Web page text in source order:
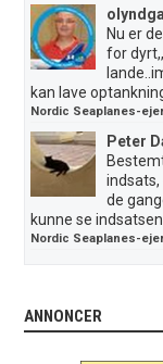
Nu er
for
kan lave
Nordic Seaplanes-
Peter
indsats,
de
kunne se
Nordic Seaplanes-
ANNONCER